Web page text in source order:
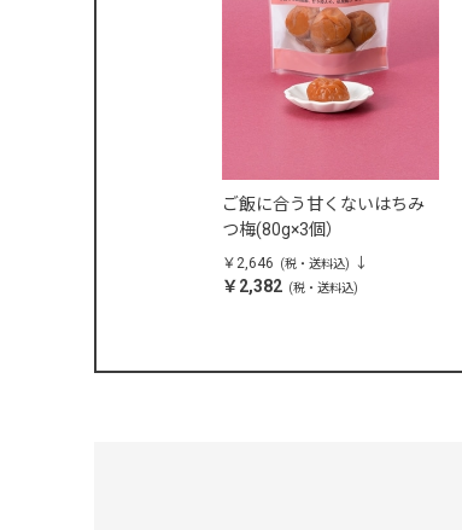
ご飯に合う甘くないはちみ
つ梅(80g×3個）
￥2,646 (税・送料込)
￥2,382 (税・送料込)